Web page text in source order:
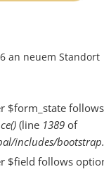
an neuem Standort
$form_state follows
(line 1389of
includes/
$field follows